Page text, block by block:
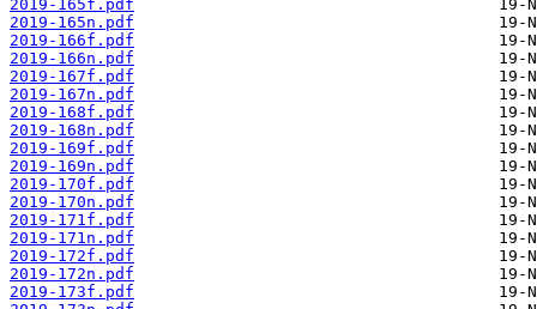
2019-165f.pdf
2019-165n.pdf
2019-166f.pdf
2019-166n.pdf
2019-167f.pdf
2019-167n.pdf
2019-168f.pdf
2019-168n.pdf
2019-169f.pdf
2019-169n.pdf
2019-170f.pdf
2019-170n.pdf
2019-171f.pdf
2019-171n.pdf
2019-172f.pdf
2019-172n.pdf
2019-173f.pdf